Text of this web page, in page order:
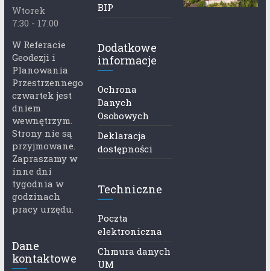
Wtorek
7:30 - 17:00
W Referacie
Geodezji i
Planowania
Przestrzennego
czwartek jest
dniem
wewnętrzym.
Strony nie są
przyjmowane.
Zapraszamy w
inne dni
tygodnia w
godzinach
pracy urzędu.
Dane
kontaktowe
BIP
Dodatkowe
informacje
Ochrona
Danych
Osobowych
Deklaracja
dostępności
Techniczne
Poczta
elektroniczna
Chmura danych
UM